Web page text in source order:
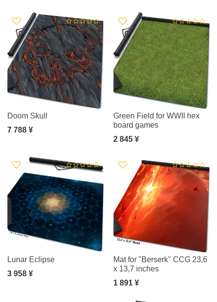
Doom Skull
7 788 ¥
Green Field for WWII hex
board games
2 845 ¥
Lunar Eclipse
3 958 ¥
Mat for "Berserk" CCG 23,6
x 13,7 inches
1 891 ¥